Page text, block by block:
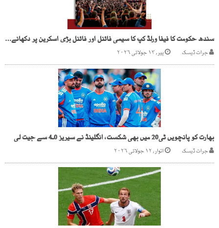
سندھ حکومت کا فیفا ورلڈ کپ کا سیمی فائنل اور فائنل بڑی اسکرین پر دکھانے کا فیصلہ
جرات ڈیسک پیر, ۱۳ جولائی ۲۰۲۶
بھارت کو پانچویں ٹی20 میں بھی شکست، انگلینڈ نے سیریز 0ـ4 سے جیت لی
جرات ڈیسک اتوار, ۱۲ جولائی ۲۰۲۶